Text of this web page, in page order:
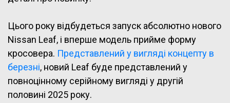
Цього року відбудеться запуск абсолютно нового
Nissan Leaf, і вперше модель прийме форму
кросовера. Представлений у вигляді концепту в
березні, новий Leaf буде представлений у
повноцінному серійному вигляді у другій
половині 2025 року.